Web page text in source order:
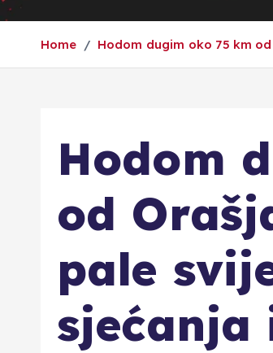
Home Hodom dugim oko 75 km
Hodom
od
pale
sjećanja